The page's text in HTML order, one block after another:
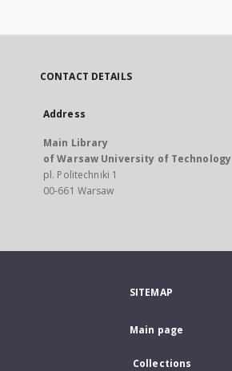
CONTACT DETAILS
Address
Main Library
of Warsaw University of Technology
pl. Politechniki 1
00-661 Warsaw
SITEMAP
Main page
Collections